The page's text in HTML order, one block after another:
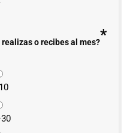
o recibes al mes?*